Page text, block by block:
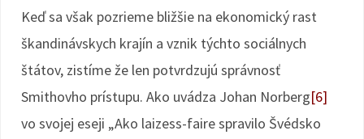
Keď sa však pozrieme bližšie na ekonomický rast
škandinávskych krajín a vznik týchto sociálnych
štátov, zistíme že len potvrdzujú správnosť
Smithovho prístupu. Ako uvádza Johan Norberg[6]
vo svojej eseji „Ako laizess-faire spravilo Švédsko